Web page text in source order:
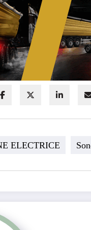
ELECTRICE